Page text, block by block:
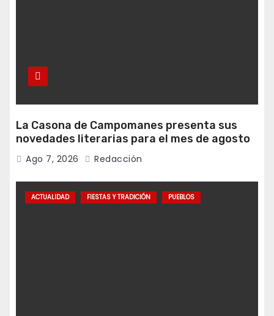
La Casona de Campomanes presenta sus
novedades literarias para el mes de agosto
Ago 7, 2026 Redacción
ACTUALIDAD FIESTAS Y TRADICIÓN PUEBLOS